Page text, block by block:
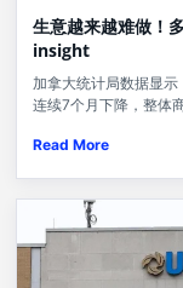
生意越来越难做！
insight
加拿大统计局数据显
连续7个月下降，整体
Read More